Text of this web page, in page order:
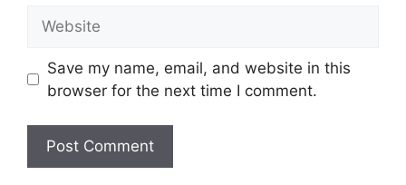
Save my name, email, and website in this
browser for the next time I comment.